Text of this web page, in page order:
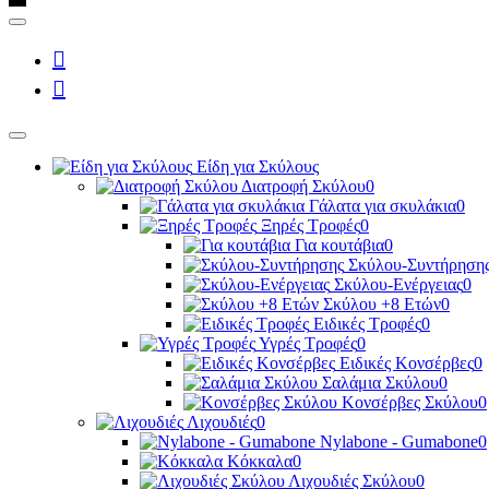
Είδη για Σκύλους
Διατροφή Σκύλου0
Γάλατα για σκυλάκια0
Ξηρές Τροφές0
Για κουτάβια0
Σκύλου-
Σκύλου-Ενέργειας0
Σκύλου +8 Ετών0
Ειδικές Τροφές0
Υγρές Τροφές0
Ειδικές Κονσέρβες0
Σαλάμια Σκύλου0
Κονσέρβες Σκύλου0
Λιχουδιές0
Nylabone - Gumabone0
Κόκκαλα0
Λιχουδιές Σκύλου0